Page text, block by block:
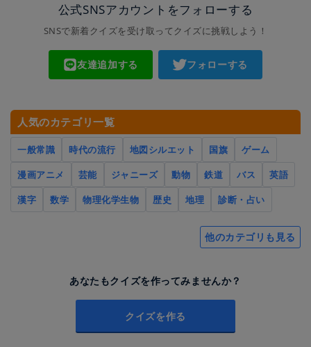
公式SNSアカウントをフォローする
SNSで新着クイズを受け取ってクイズに挑戦しよう！
友達追加する フォローする
人気のカテゴリ一覧
一般常識 時代の流行 地図シルエット 国旗
ゲーム
漫画アニメ
芸能 ジャニーズ 動物 鉄道 バス
英語
漢字
数学 物理化学生物 歴史 地理 診断・占い
他のカテゴリも見る
あなたもクイズを作ってみませんか？
クイズを作る